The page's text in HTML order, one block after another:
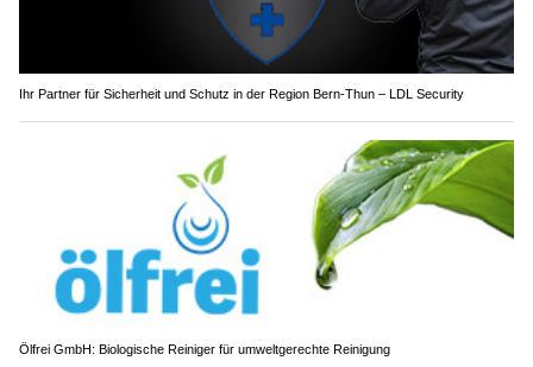
Ihr Partner für Sicherheit und Schutz in der Region Bern-Thun – LDL Security
Ölfrei GmbH: Biologische Reiniger für umweltgerechte Reinigung